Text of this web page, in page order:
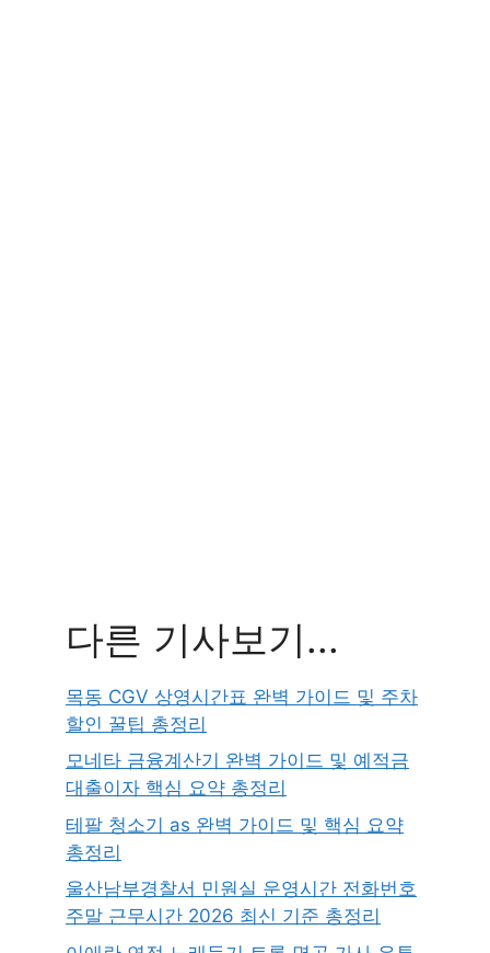
다른 기사보기...
목동 CGV 상영시간표 완벽 가이드 및 주차
할인 꿀팁 총정리
모네타 금융계산기 완벽 가이드 및 예적금
대출이자 핵심 요약 총정리
테팔 청소기 as 완벽 가이드 및 핵심 요약
총정리
울산남부경찰서 민원실 운영시간 전화번호
주말 근무시간 2026 최신 기준 총정리